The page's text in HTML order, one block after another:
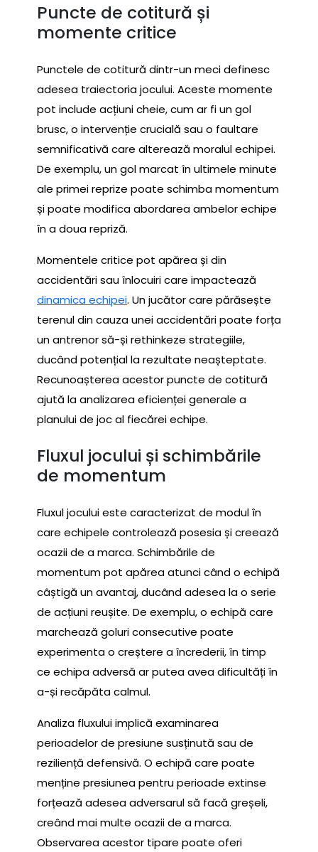
Puncte de cotitură și
momente critice
Punctele de cotitură dintr-un meci definesc
adesea traiectoria jocului. Aceste momente
pot include acțiuni cheie, cum ar fi un gol
brusc, o intervenție crucială sau o faultare
semnificativă care alterează moralul echipei.
De exemplu, un gol marcat în ultimele minute
ale primei reprize poate schimba momentum
și poate modifica abordarea ambelor echipe
în a doua repriză.
Momentele critice pot apărea și din
accidentări sau înlocuiri care impactează
dinamica echipei. Un jucător care părăsește
terenul din cauza unei accidentări poate forța
un antrenor să-și rethinkeze strategiile,
ducând potențial la rezultate neașteptate.
Recunoașterea acestor puncte de cotitură
ajută la analizarea eficienței generale a
planului de joc al fiecărei echipe.
Fluxul jocului și schimbările
de momentum
Fluxul jocului este caracterizat de modul în
care echipele controlează posesia și creează
ocazii de a marca. Schimbările de
momentum pot apărea atunci când o echipă
câștigă un avantaj, ducând adesea la o serie
de acțiuni reușite. De exemplu, o echipă care
marchează goluri consecutive poate
experimenta o creștere a încrederii, în timp
ce echipa adversă ar putea avea dificultăți în
a-și recăpăta calmul.
Analiza fluxului implică examinarea
perioadelor de presiune susținută sau de
reziliență defensivă. O echipă care poate
menține presiunea pentru perioade extinse
forțează adesea adversarul să facă greșeli,
creând mai multe ocazii de a marca.
Observarea acestor tipare poate oferi